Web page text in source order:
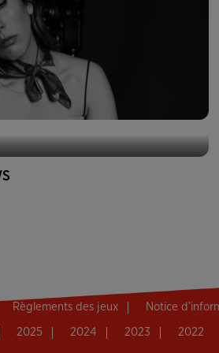
Règlements des jeux Notice
2025 2024 2023 2022